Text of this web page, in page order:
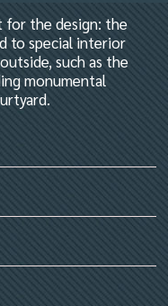
the design: the
to special interior
such as the
monumental